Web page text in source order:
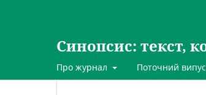
Синопсис: текст,
Про журнал Поточний